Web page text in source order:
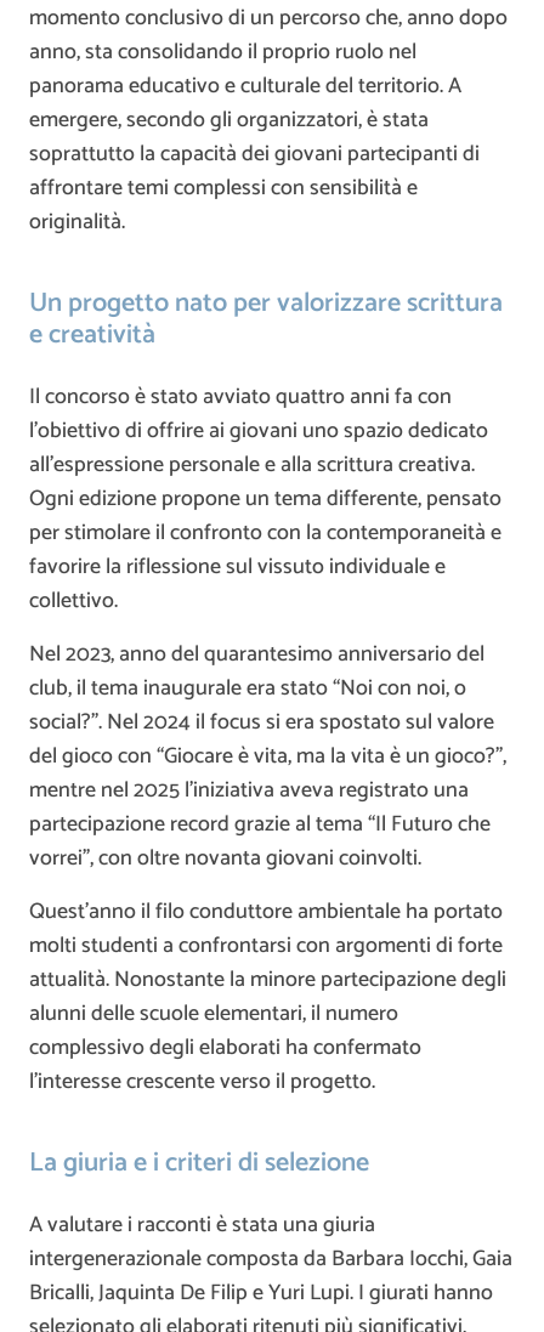
momento conclusivo di un percorso che, anno dopo
anno, sta consolidando il proprio ruolo nel
panorama educativo e culturale del territorio. A
emergere, secondo gli organizzatori, è stata
soprattutto la capacità dei giovani partecipanti di
affrontare temi complessi con sensibilità e
originalità.
Un progetto nato per valorizzare scrittura
e creatività
Il concorso è stato avviato quattro anni fa con
l’obiettivo di offrire ai giovani uno spazio dedicato
all’espressione personale e alla scrittura creativa.
Ogni edizione propone un tema differente, pensato
per stimolare il confronto con la contemporaneità e
favorire la riflessione sul vissuto individuale e
collettivo.
Nel 2023, anno del quarantesimo anniversario del
club, il tema inaugurale era stato “Noi con noi, o
social?”. Nel 2024 il focus si era spostato sul valore
del gioco con “Giocare è vita, ma la vita è un gioco?”,
mentre nel 2025 l’iniziativa aveva registrato una
partecipazione record grazie al tema “Il Futuro che
vorrei”, con oltre novanta giovani coinvolti.
Quest’anno il filo conduttore ambientale ha portato
molti studenti a confrontarsi con argomenti di forte
attualità. Nonostante la minore partecipazione degli
alunni delle scuole elementari, il numero
complessivo degli elaborati ha confermato
l’interesse crescente verso il progetto.
La giuria e i criteri di selezione
A valutare i racconti è stata una giuria
intergenerazionale composta da Barbara Iocchi, Gaia
Bricalli, Jaquinta De Filip e Yuri Lupi. I giurati hanno